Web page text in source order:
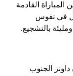
القادمة
في نفوس
بالتشجيع.
الجنوب